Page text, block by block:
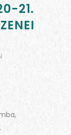
21.